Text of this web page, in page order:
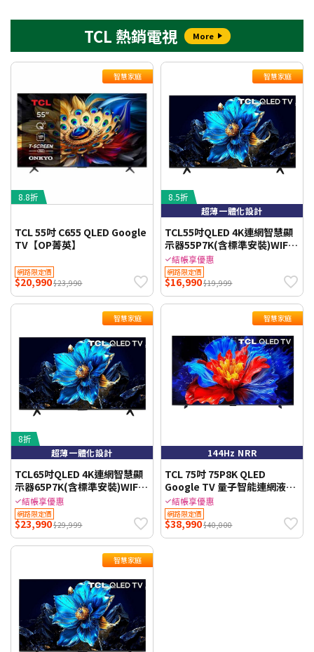
TCL 熱銷電視 More
8.8折
智慧家庭
TCL 55吋 C655 QLED Google
TV【OP菁英】
網路限定價
$20,990$23,990
8.5折
智慧家庭
超薄一體化設計
TCL55吋QLED 4K連網智慧顯
示器55P7K(含標準安裝)WIFI
聯網 【智慧家庭】
結帳享優惠
網路限定價
$16,990$19,999
8折
智慧家庭
超薄一體化設計
TCL65吋QLED 4K連網智慧顯
示器65P7K(含標準安裝)WIFI
聯網 【智慧家庭】
結帳享優惠
網路限定價
$23,990$29,999
智慧家庭
144Hz NRR
TCL 75吋 75P8K QLED
Google TV 量子智能連網液晶
顯示器 智慧家庭 標準安裝
結帳享優惠
網路限定價
$38,990$40,000
智慧家庭